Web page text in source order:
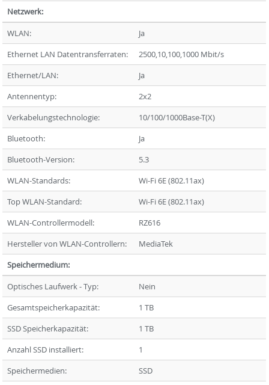
Netzwerk:
WLAN:
Ja
Ethernet LAN Datentransferraten:
2500,10,100,1000 Mbit/s
Ethernet/LAN:
Ja
Antennentyp:
2x2
Verkabelungstechnologie:
10/100/1000Base-T(X)
Bluetooth:
Ja
Bluetooth-Version:
5.3
WLAN-Standards:
Wi-Fi 6E (802.11ax)
Top WLAN-Standard:
Wi-Fi 6E (802.11ax)
WLAN-Controllermodell:
RZ616
Hersteller von WLAN-Controllern:
MediaTek
Speichermedium:
Optisches Laufwerk - Typ:
Nein
Gesamtspeicherkapazität:
1 TB
SSD Speicherkapazität:
1 TB
Anzahl SSD installiert:
1
Speichermedien:
SSD